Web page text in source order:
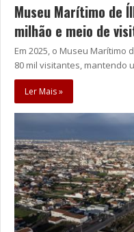
Museu Marítimo de
milhão e meio de
Em 2025, o Museu Marítimo
80 mil visitantes, mantendo
Ler Mais »